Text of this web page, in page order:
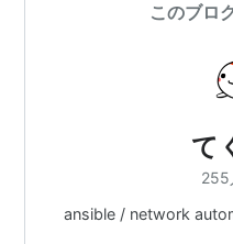
このブロ
て
255
ansible / network